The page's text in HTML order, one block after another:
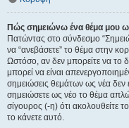
Πώς σημειώνω ένα θέμα μου
Πατώντας στο σύνδεσμο
να “ανεβάσετε” το θέμα στην
Ωστόσο, αν δεν μπορείτε να το
μπορεί να είναι
σημειώσεις θεμάτων ως νέα δεν
σημειώσετε ως νέο το θέμα
σίγουρος (-η) ότι ακολουθείτε
το κάνετε αυτό.